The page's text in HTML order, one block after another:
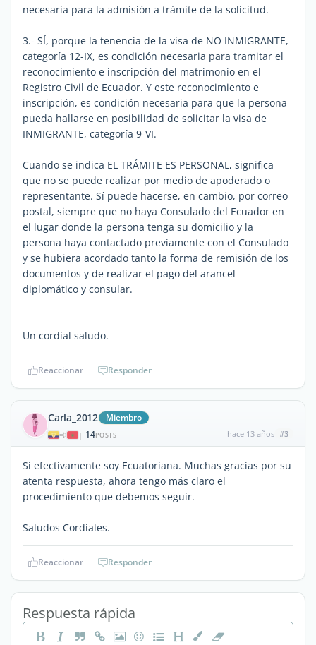
necesaria para la admisión a trámite de la solicitud.
3.- SÍ, porque la tenencia de la visa de NO INMIGRANTE,
categoría 12-IX, es condición necesaria para tramitar el
reconocimiento e inscripción del matrimonio en el
Registro Civil de Ecuador. Y este reconocimiento e
inscripción, es condición necesaria para que la persona
pueda hallarse en posibilidad de solicitar la visa de
INMIGRANTE, categoría 9-VI.
Cuando se indica EL TRÁMITE ES PERSONAL, significa
que no se puede realizar por medio de apoderado o
representante. Sí puede hacerse, en cambio, por correo
postal, siempre que no haya Consulado del Ecuador en
el lugar donde la persona tenga su domicilio y la
persona haya contactado previamente con el Consulado
y se hubiera acordado tanto la forma de remisión de los
documentos y de realizar el pago del arancel
diplomático y consular.
Un cordial saludo.
Reaccionar Responder
Carla_2012 Miembro
| 14POSTS hace 13 años #3
Si efectivamente soy Ecuatoriana. Muchas gracias por su
atenta respuesta, ahora tengo más claro el
procedimiento que debemos seguir.
Saludos Cordiales.
Reaccionar Responder
Respuesta rápida